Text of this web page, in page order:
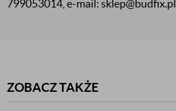
799053014, e-mail: sklep@budfix.pl
ZOBACZ TAKŻE